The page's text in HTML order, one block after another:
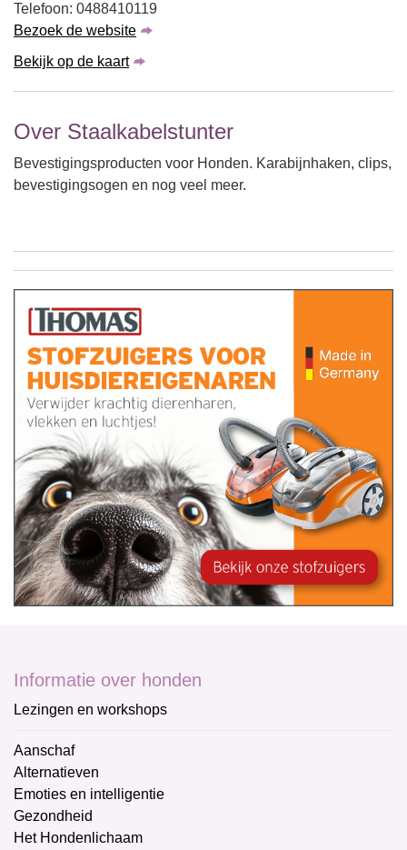
Telefoon: 0488410119
Bezoek de website
Bekijk op de kaart
Over Staalkabelstunter
Bevestigingsproducten voor Honden. Karabijnhaken, clips,
bevestigingsogen en nog veel meer.
Informatie over honden
Lezingen en workshops
Aanschaf
Alternatieven
Emoties en intelligentie
Gezondheid
Het Hondenlichaam